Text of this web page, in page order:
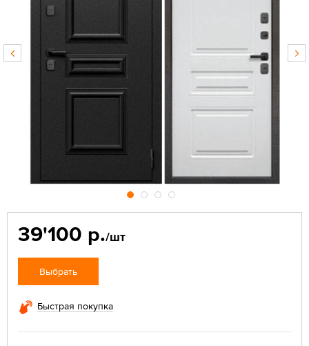
39'100 р./шт
Выбрать
Быстрая покупка